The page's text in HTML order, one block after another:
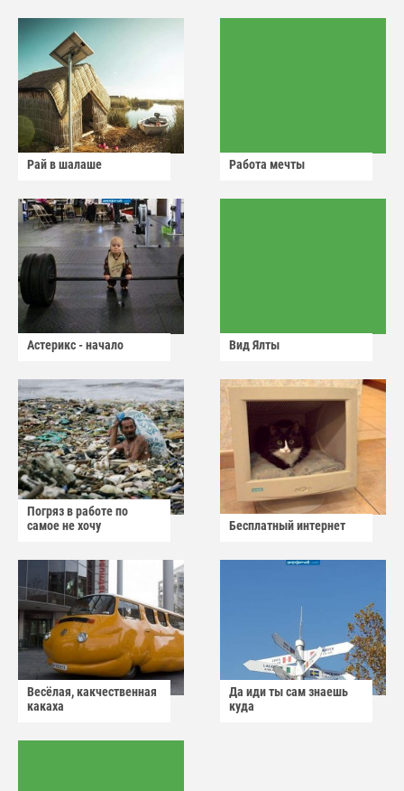
Рай в шалаше Работа мечты
Астерикс - начало Вид Ялты
Погряз в работе по
самое не хочу
Бесплатный интернет
Весёлая, какчественная
какаха
Да иди ты сам знаешь
куда